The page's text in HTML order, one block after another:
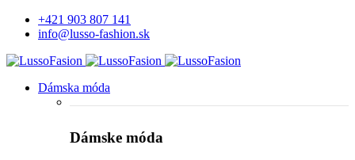
+421 903 807 141
info@lusso-fashion.sk
Dámska móda
Dámske móda